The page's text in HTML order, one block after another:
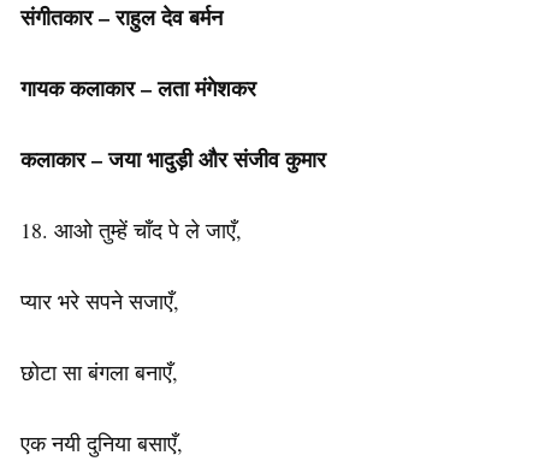
संगीतकार – राहुल देव बर्मन
गायक कलाकार – लता मंगेशकर
कलाकार – जया भादुड़ी और संजीव कुमार
18. आओ तुम्हें चाँद पे ले जाएँ,
प्यार भरे सपने सजाएँ,
छोटा सा बंगला बनाएँ,
एक नयी दुनिया बसाएँ,